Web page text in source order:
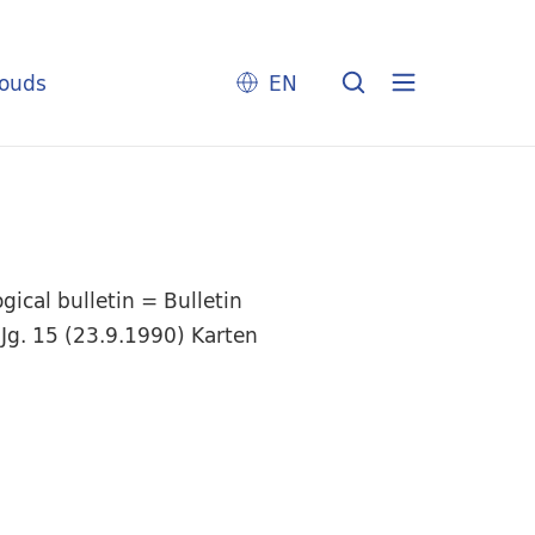
EN
bulletin = Bulletin
15 (23.9.1990) Karten